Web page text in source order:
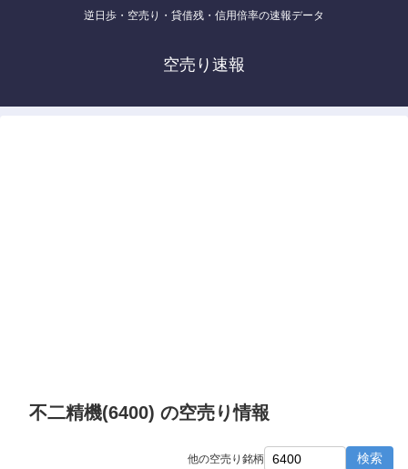
逆日歩・空売り・貸借残・信用倍率の速報データ
空売り速報
不二精機(6400) の空売り情報
他の空売り銘柄 検索